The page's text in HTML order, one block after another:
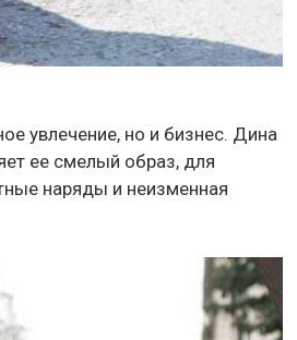
увлечение, но и бизнес. Дина
ее смелый образ, для
наряды и неизменная